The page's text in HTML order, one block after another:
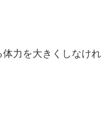
力を大きくしなけれ